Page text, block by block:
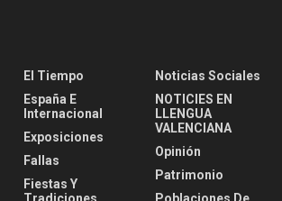
El Tiempo
España E
Internacional
Exposiciones
Fallas
Fiestas Y
Noticias Sociales
NOTICIES EN
LLENGUA
VALENCIANA
Opinión
Patrimonio